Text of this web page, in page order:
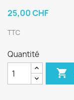
25,00 CHF
TTC
Quantité
